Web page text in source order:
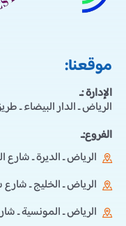
موقعنا:
الإدارة :ـ
الرياض ـ الدار البيضاء
الفروع:ـ
الرياض ـ الديرة ـ شارع
الرياض ـ الخليج ـ
الرياض ـ المونسية ـ